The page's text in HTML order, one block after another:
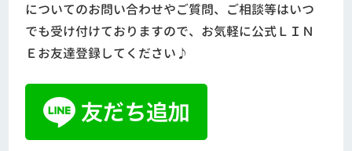
についてのお問い合わせやご質問、ご相談等はいつ
でも受け付けておりますので、お気軽に公式ＬＩＮ
Ｅお友達登録してください♪